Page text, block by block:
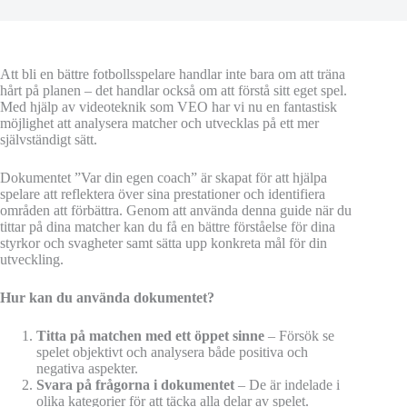
Att bli en bättre fotbollsspelare handlar inte bara om att träna
hårt på planen – det handlar också om att förstå sitt eget spel.
Med hjälp av videoteknik som VEO har vi nu en fantastisk
möjlighet att analysera matcher och utvecklas på ett mer
självständigt sätt.
Dokumentet ”Var din egen coach” är skapat för att hjälpa
spelare att reflektera över sina prestationer och identifiera
områden att förbättra. Genom att använda denna guide när du
tittar på dina matcher kan du få en bättre förståelse för dina
styrkor och svagheter samt sätta upp konkreta mål för din
utveckling.
Hur kan du använda dokumentet?
Titta på matchen med ett öppet sinne – Försök se
spelet objektivt och analysera både positiva och
negativa aspekter.
Svara på frågorna i dokumentet – De är indelade i
olika kategorier för att täcka alla delar av spelet.